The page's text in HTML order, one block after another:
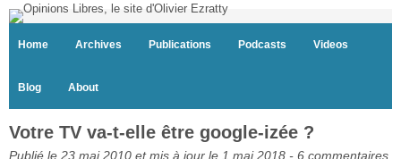
Home Archives Publications Podcasts Videos
Blog About
Votre TV va-t-elle être google-izée ?
Publié le 23 mai 2010 et mis à jour le 1 mai 2018 - 6 commentaires